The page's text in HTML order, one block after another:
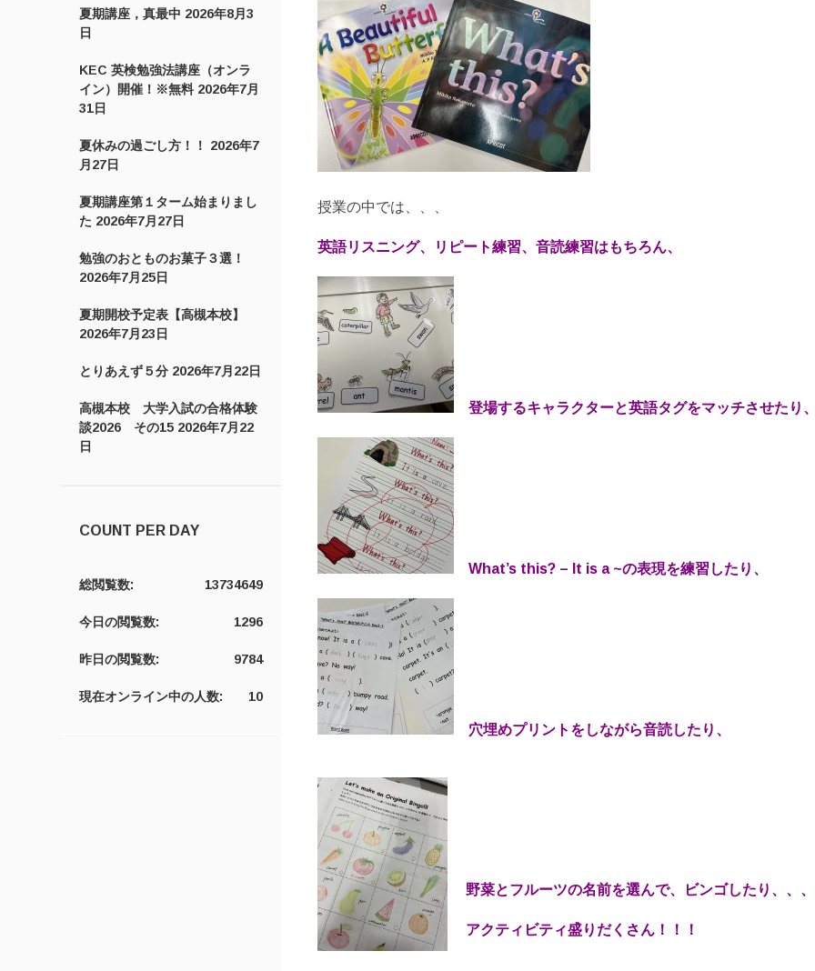
夏期講座，真最中 2026年8月3
日
KEC 英検勉強法講座（オンラ
イン）開催！※無料 2026年7月
31日
夏休みの過ごし方！！
2026年7
月27日
夏期講座第１ターム始まりまし
た 2026年7月27日
勉強のおとものお菓子３選！
2026年7月25日
夏期開校予定表【高槻本校】
2026年7月23日
とりあえず５分 2026年7月22日
高槻本校 大学入試の合格体験
談2026 その15 2026年7月22
日
COUNT PER DAY
13734649
総閲覧数:
1296
今日の閲覧数:
9784
昨日の閲覧数:
10
現在オンライン中の人数:
授業の中では、、、
英語リスニング、リピート練習、音読練習はもちろん、
登場するキャラクターと英語タグをマッチさせたり
What’s this? – It is a ~の表現を練習したり、
穴埋めプリントをしながら音読したり、
野菜とフルーツの名前を選んで、ビンゴしたり、、、
アクティビティ盛りだくさん！！！